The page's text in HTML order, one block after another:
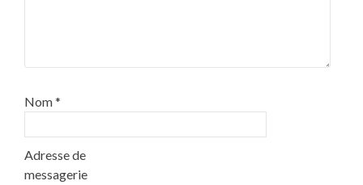
Nom*
Adresse de
messagerie